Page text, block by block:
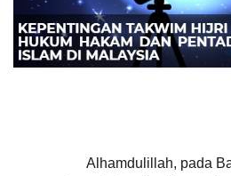
Alhamdulillah, pada